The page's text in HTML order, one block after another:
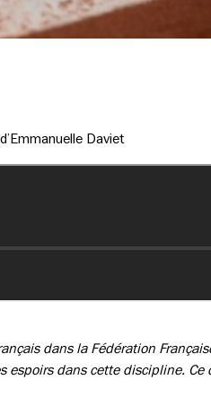
Daviet
dans la Fédération
espoirs dans cette discipline. Ce